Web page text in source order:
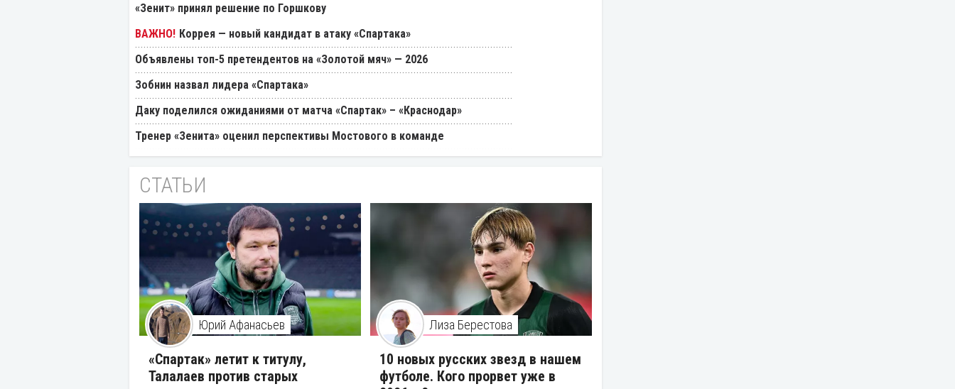
«Зенит» принял решение по Горшкову
Коррея — новый кандидат в атаку «Спартака»
Объявлены топ-5 претендентов на «Золотой мяч» — 2026
Зобнин назвал лидера «Спартака»
Даку поделился ожиданиями от матча «Спартак» – «Краснодар»
Тренер «Зенита» оценил перспективы Мостового в команде
СТАТЬИ
Юрий Афанасьев
«Спартак» летит к титулу,
Талалаев против старых
Лиза Берестова
10 новых русских звезд в нашем
футболе. Кого прорвет уже в